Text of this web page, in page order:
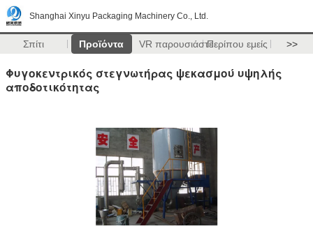
Shanghai Xinyu Packaging Machinery Co., Ltd.
Σπίτι Προϊόντα VR παρουσιάστεΠερίπου εμείς >>
Φυγοκεντρικός στεγνωτήρας ψεκασμού υψηλής
αποδοτικότητας